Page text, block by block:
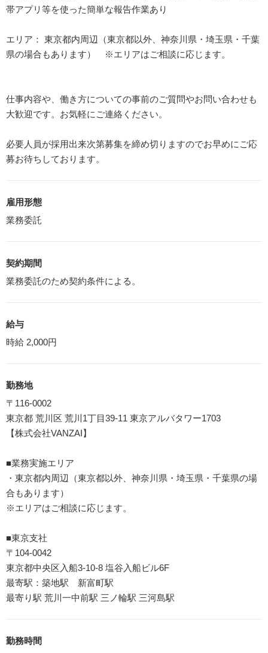
帯アプリ等を使った簡単な報告作業あり
エリア： 東京都内周辺（東京都以外、神奈川県・埼玉県・千葉
県の場合もあります） ※エリアはご相談に応じます。
仕事内容や、働き方についての事前のご質問やお問い合わせも
大歓迎です。お気軽にご連絡ください。
必要人員が採用出来次第募集を締め切りますのでお早めにご応
募お待ちしております。
雇用形態
業務委託
契約期間
業務委託のため契約条件による。
給与
時給 2,000円
勤務地
〒116-0002
東京都 荒川区 荒川1丁目39-11 東京アルバタワー1703
【株式会社VANZAI】
■業務実施エリア
・東京都内周辺（東京都以外、神奈川県・埼玉県・千葉県の場
合もあります）
※エリアはご相談に応じます。
■東京支社
〒104-0042
東京都中央区入船3-10-8 塩谷入船ビル6F
最寄駅：築地駅 新富町駅
最寄り駅 荒川一中前駅 三ノ輪駅 三河島駅
勤務時間